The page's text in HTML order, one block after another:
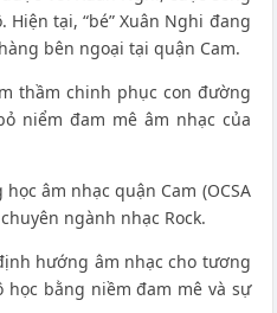
tại, “bé” Xuân Nghi đang
bên ngoại tại quận Cam.
thầm chinh phục con đường
niểm đam mê âm nhạc của
âm nhạc quận Cam (OCSA
ngành nhạc Rock.
hướng âm nhạc cho tương
học bằng niềm đam mê và sự